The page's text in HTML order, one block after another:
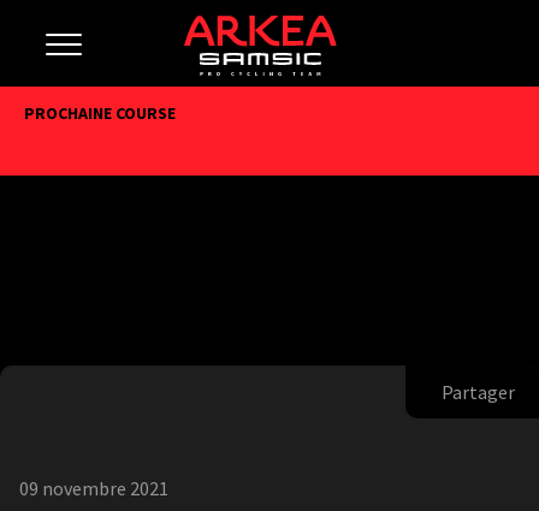
PROCHAINE COURSE
Partager
09 novembre 2021